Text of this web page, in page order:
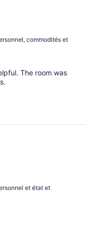
commodités et
The room was
et état et